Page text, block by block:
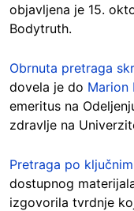
objavljena je 15.
Bodytruth.
Obrnuta pretraga
dovela je do Marion
emeritus na
zdravlje na
Pretraga po
dostupnog
izgovorila tvrdnje